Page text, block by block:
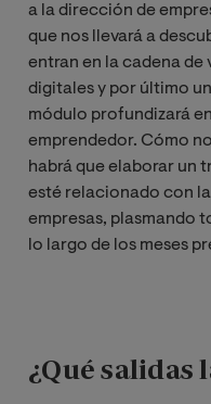
a la dirección de
que nos llevará a
entran en la cadena de
digitales y por último
módulo profundizará
emprendedor. Cómo
habrá que elaborar un
esté relacionado con
empresas, plasmando
lo largo de los meses
¿Qué salidas